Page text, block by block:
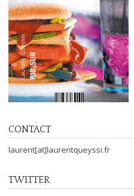
CONTACT
laurent[at]laurentqueyssi.fr
TWITTER